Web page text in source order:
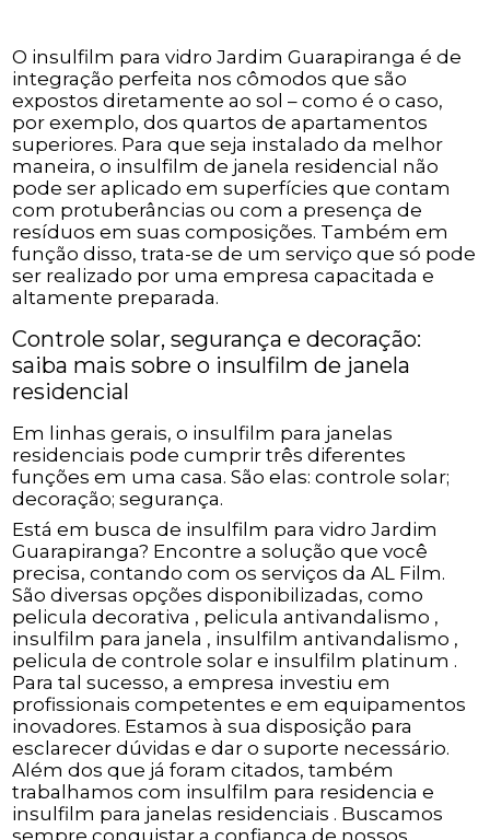
O insulfilm para vidro Jardim Guarapiranga é de
integração perfeita nos cômodos que são
expostos diretamente ao sol – como é o caso,
por exemplo, dos quartos de apartamentos
superiores. Para que seja instalado da melhor
maneira, o insulfilm de janela residencial não
pode ser aplicado em superfícies que contam
com protuberâncias ou com a presença de
resíduos em suas composições. Também em
função disso, trata-se de um serviço que só pode
ser realizado por uma empresa capacitada e
altamente preparada.
Controle solar, segurança e decoração:
saiba mais sobre o insulfilm de janela
residencial
Em linhas gerais, o insulfilm para janelas
residenciais pode cumprir três diferentes
funções em uma casa. São elas: controle solar;
decoração; segurança.
Está em busca de insulfilm para vidro Jardim
Guarapiranga? Encontre a solução que você
precisa, contando com os serviços da AL Film.
São diversas opções disponibilizadas, como
pelicula decorativa , pelicula antivandalismo ,
insulfilm para janela , insulfilm antivandalismo ,
pelicula de controle solar e insulfilm platinum .
Para tal sucesso, a empresa investiu em
profissionais competentes e em equipamentos
inovadores. Estamos à sua disposição para
esclarecer dúvidas e dar o suporte necessário.
Além dos que já foram citados, também
trabalhamos com insulfilm para residencia e
insulfilm para janelas residenciais . Buscamos